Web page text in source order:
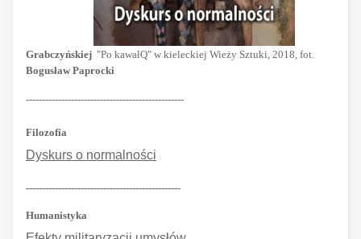
Grabczyńskiej "Po kawałQ" w kieleckiej Wieży Sztuki, 2018, fot.
Bogusław Paprocki
-------------------------------------------------
Filozofia
Dyskurs o normalności
------------------------------------------------
Humanistyka